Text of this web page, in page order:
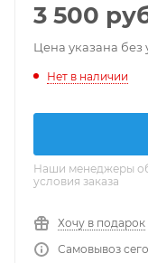
3 500
Цена указана без
Нет в наличии
Наши менеджеры
условия заказа
Хочу в подарок
Самовывоз